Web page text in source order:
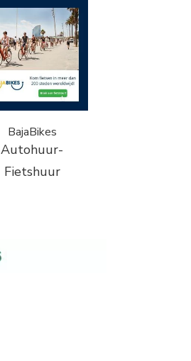
BajaBikes
Autohuur-
Fietshuur